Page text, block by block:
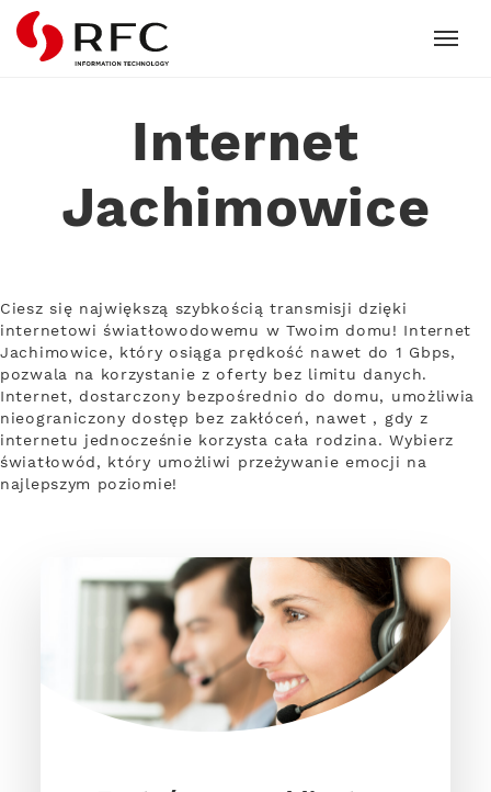
RFC
Internet
Jachimowice
Ciesz się największą szybkością transmisji dzięki
internetowi światłowodowemu w Twoim domu! Internet
Jachimowice, który osiąga prędkość nawet do 1 Gbps,
pozwala na korzystanie z oferty bez limitu danych.
Internet, dostarczony bezpośrednio do domu, umożliwia
nieograniczony dostęp bez zakłóceń, nawet , gdy z
internetu jednocześnie korzysta cała rodzina. Wybierz
światłowód, który umożliwi przeżywanie emocji na
najlepszym poziomie!